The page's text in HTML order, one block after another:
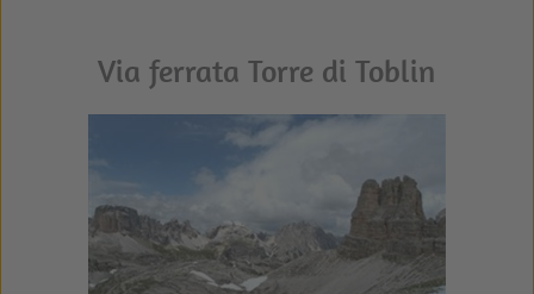
Via ferrata Torre di Toblin